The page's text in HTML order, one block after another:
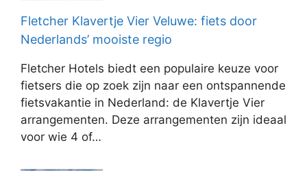
Fletcher Klavertje Vier Veluwe: fiets door
Nederlands’ mooiste regio
Fletcher Hotels biedt een populaire keuze voor
fietsers die op zoek zijn naar een ontspannende
fietsvakantie in Nederland: de Klavertje Vier
arrangementen. Deze arrangementen zijn ideaal
voor wie 4 of…